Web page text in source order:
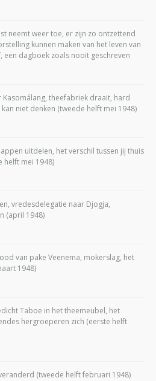
neemt weer toe, er zijn zo ontzettend
kunnen maken van het leven van
een dagboek zoals nooit geschreven
Kasomálang, theefabriek draait, hard
niet denken (tweede helft mei 1948)
uitdelen, het verschil tussen jij thuis
helft mei 1948)
vredesdelegatie naar Djogja,
(april 1948)
van pake Veenema, mokerslag, het
1948)
Taboe in het theemeubel, het
hergroeperen zich (eerste helft
(tweede helft februari 1948)